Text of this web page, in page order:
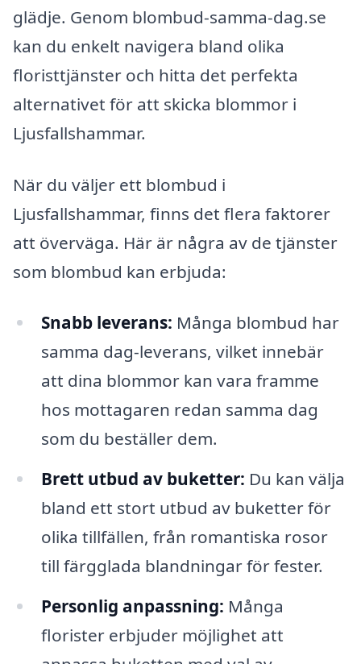
glädje. Genom blombud-samma-dag.se
kan du enkelt navigera bland olika
floristtjänster och hitta det perfekta
alternativet för att skicka blommor i
Ljusfallshammar.
När du väljer ett blombud i
Ljusfallshammar, finns det flera faktorer
att överväga. Här är några av de tjänster
som blombud kan erbjuda:
Snabb leverans: Många blombud har
samma dag-leverans, vilket innebär
att dina blommor kan vara framme
hos mottagaren redan samma dag
som du beställer dem.
Brett utbud av buketter: Du kan välja
bland ett stort utbud av buketter för
olika tillfällen, från romantiska rosor
till färgglada blandningar för fester.
Personlig anpassning: Många
florister erbjuder möjlighet att